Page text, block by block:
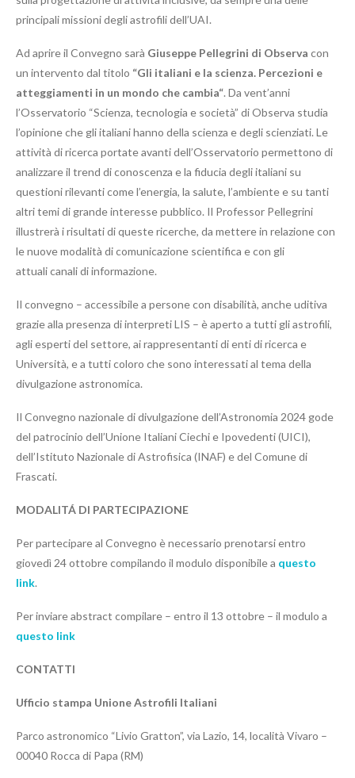
principali missioni degli astrofili dell’UAI.
Ad aprire il Convegno sarà Giuseppe Pellegrini di Observa con
un intervento dal titolo “Gli italiani e la scienza. Percezioni e
atteggiamenti in un mondo che cambia“. Da vent’anni
l’Osservatorio “Scienza, tecnologia e società” di Observa studia
l’opinione che gli italiani hanno della scienza e degli scienziati. Le
attività di ricerca portate avanti dell’Osservatorio permettono di
analizzare il trend di conoscenza e la fiducia degli italiani su
questioni rilevanti come l’energia, la salute, l’ambiente e su tanti
altri temi di grande interesse pubblico. Il Professor Pellegrini
illustrerà i risultati di queste ricerche, da mettere in relazione con
le nuove modalità di comunicazione scientifica e con gli
attuali canali di informazione.
Il convegno – accessibile a persone con disabilità, anche uditiva
grazie alla presenza di interpreti LIS – è aperto a tutti gli astrofili,
agli esperti del settore, ai rappresentanti di enti di ricerca e
Università, e a tutti coloro che sono interessati al tema della
divulgazione astronomica.
Il Convegno nazionale di divulgazione dell’Astronomia 2024 gode
del patrocinio dell’Unione Italiani Ciechi e Ipovedenti (UICI),
dell’Istituto Nazionale di Astrofisica (INAF) e del Comune di
Frascati.
MODALITÁ DI PARTECIPAZIONE
Per partecipare al Convegno è necessario prenotarsi entro
giovedì 24 ottobre compilando il modulo disponibile a questo
link.
Per inviare abstract compilare – entro il 13 ottobre – il modulo a
questo link
CONTATTI
Ufficio stampa Unione Astrofili Italiani
Parco astronomico “Livio Gratton”, via Lazio, 14, località Vivaro –
00040 Rocca di Papa (RM)